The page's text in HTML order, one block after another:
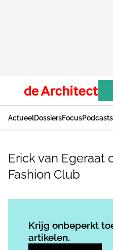
ActueelDossiersFocusPodcasts
Erick van Egeraat
Fashion Club
Krijg onbeperkt
artikelen.